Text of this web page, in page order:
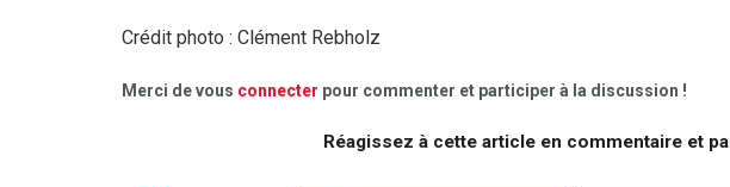
Crédit photo : Clément Rebholz
Merci de vous connecter pour commenter et participer à la discussion !
Réagissez à cette article en commentaire et